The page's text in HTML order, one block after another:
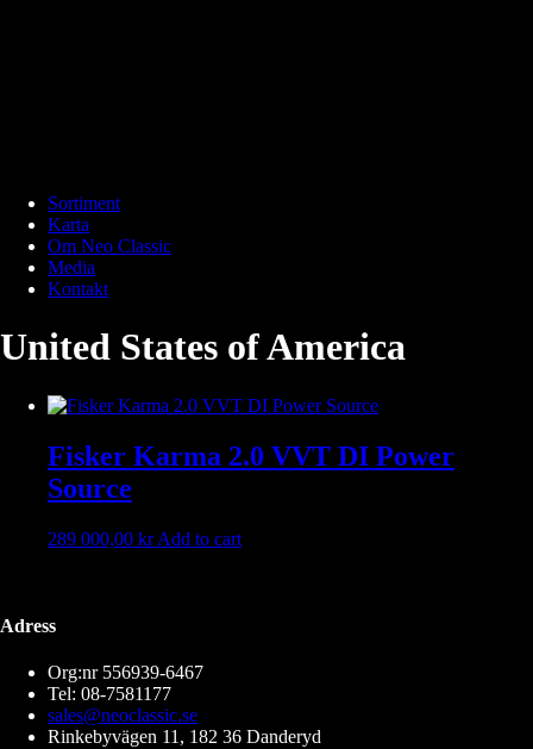
Sortiment
Karta
Om Neo Classic
Media
Kontakt
United States of America
Fisker Karma 2.0 VVT DI Power
Source
289 000,00 kr Add to cart
Adress
Org:nr 556939-6467
Tel: 08-7581177
sales@neoclassic.se
Rinkebyvägen 11, 182 36 Danderyd